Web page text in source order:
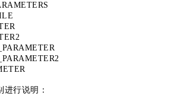
进行说明：